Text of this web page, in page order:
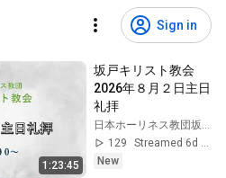
Sign in
1:23:45
坂戸キリスト教会
2026年８月２日主日
礼拝
日本ホーリネス教団坂戸キリスト教会
129
Streamed 6d ago
New